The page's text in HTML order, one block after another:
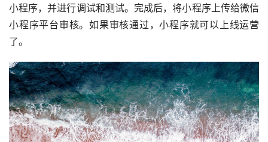
小程序，并进行调试和测试。完成后，将小程序上传给微信
小程序平台审核。如果审核通过，小程序就可以上线运营
了。